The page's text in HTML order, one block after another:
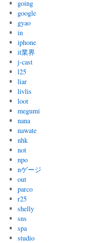
going
google
gyao
in
iphone
it業界
j-cast
l25
liar
livlis
loot
megumi
nana
nawate
nhk
not
npo
nゲージ
out
parco
r25
shelly
sns
spa
studio